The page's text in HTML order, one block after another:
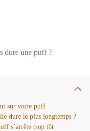
dure une puff ?
sur votre puff
dure le plus longtemps ?
s’arrête trop tôt